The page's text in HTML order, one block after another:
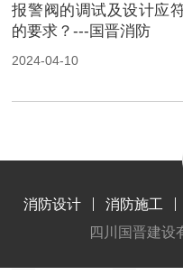
报警阀的调试及设计应
的要求？---国晋消防
2024-04-10
消防设计 消防施工
四川国晋建设